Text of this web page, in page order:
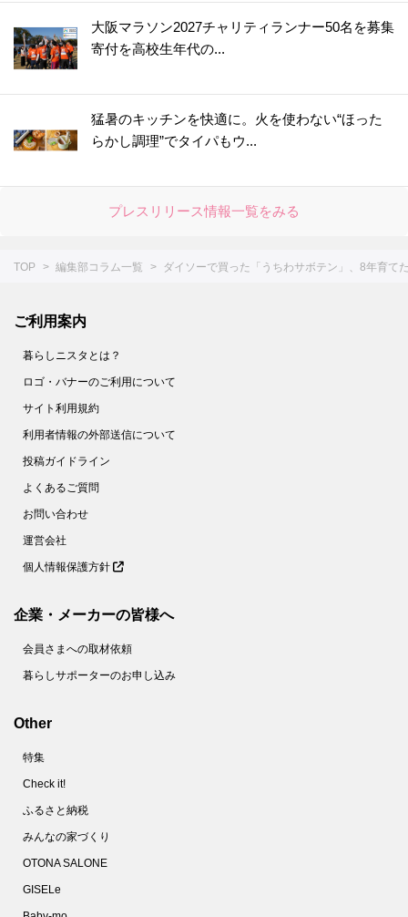
大阪マラソン2027チャリティランナー50名を募集
寄付を高校生年代の...
猛暑のキッチンを快適に。火を使わない“ほった
らかし調理”でタイパもウ...
プレスリリース情報一覧をみる
TOP 編集部コラム一覧 ダイソーで買った「うちわサボテン」、8年育
ご利用案内
暮らしニスタとは？
ロゴ・バナーのご利用について
サイト利用規約
利用者情報の外部送信について
投稿ガイドライン
よくあるご質問
お問い合わせ
運営会社
個人情報保護方針
企業・メーカーの皆様へ
会員さまへの取材依頼
暮らしサポーターのお申し込み
Other
特集
Check it!
ふるさと納税
みんなの家づくり
OTONA SALONE
GISELe